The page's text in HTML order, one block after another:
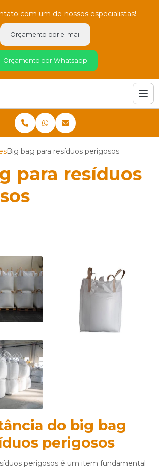
com um de nossos especialistas!
Orçamento por e-mail
Orçamento por Whatsapp
Big bag para resíduos perigosos
para resíduos
do big bag
perigosos
perigosos é um item fundamental